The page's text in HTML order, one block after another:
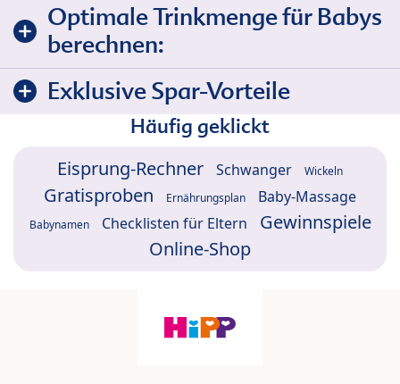
Optimale Trinkmenge für Babys
berechnen:
Exklusive Spar-Vorteile
Häufig geklickt
Eisprung-Rechner Schwanger Wickeln
Gratisproben Ernährungsplan Baby-Massage
Babynamen Checklisten für Eltern
Gewinnspiele
Online-Shop